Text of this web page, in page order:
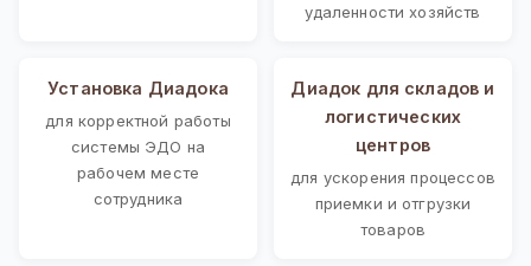
удаленности хозяйств
Установка Диадока
для корректной работы
системы ЭДО на
рабочем месте
сотрудника
Диадок для складов и
логистических
центров
для ускорения процессов
приемки и отгрузки
товаров